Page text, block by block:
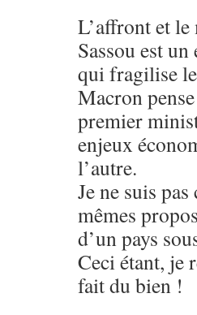
L’affront et
Sassou est
qui fragilise
Macron
premier
enjeux
l’autre.
Je ne suis
mêmes
d’un pays
Ceci étant, je
fait du bien !